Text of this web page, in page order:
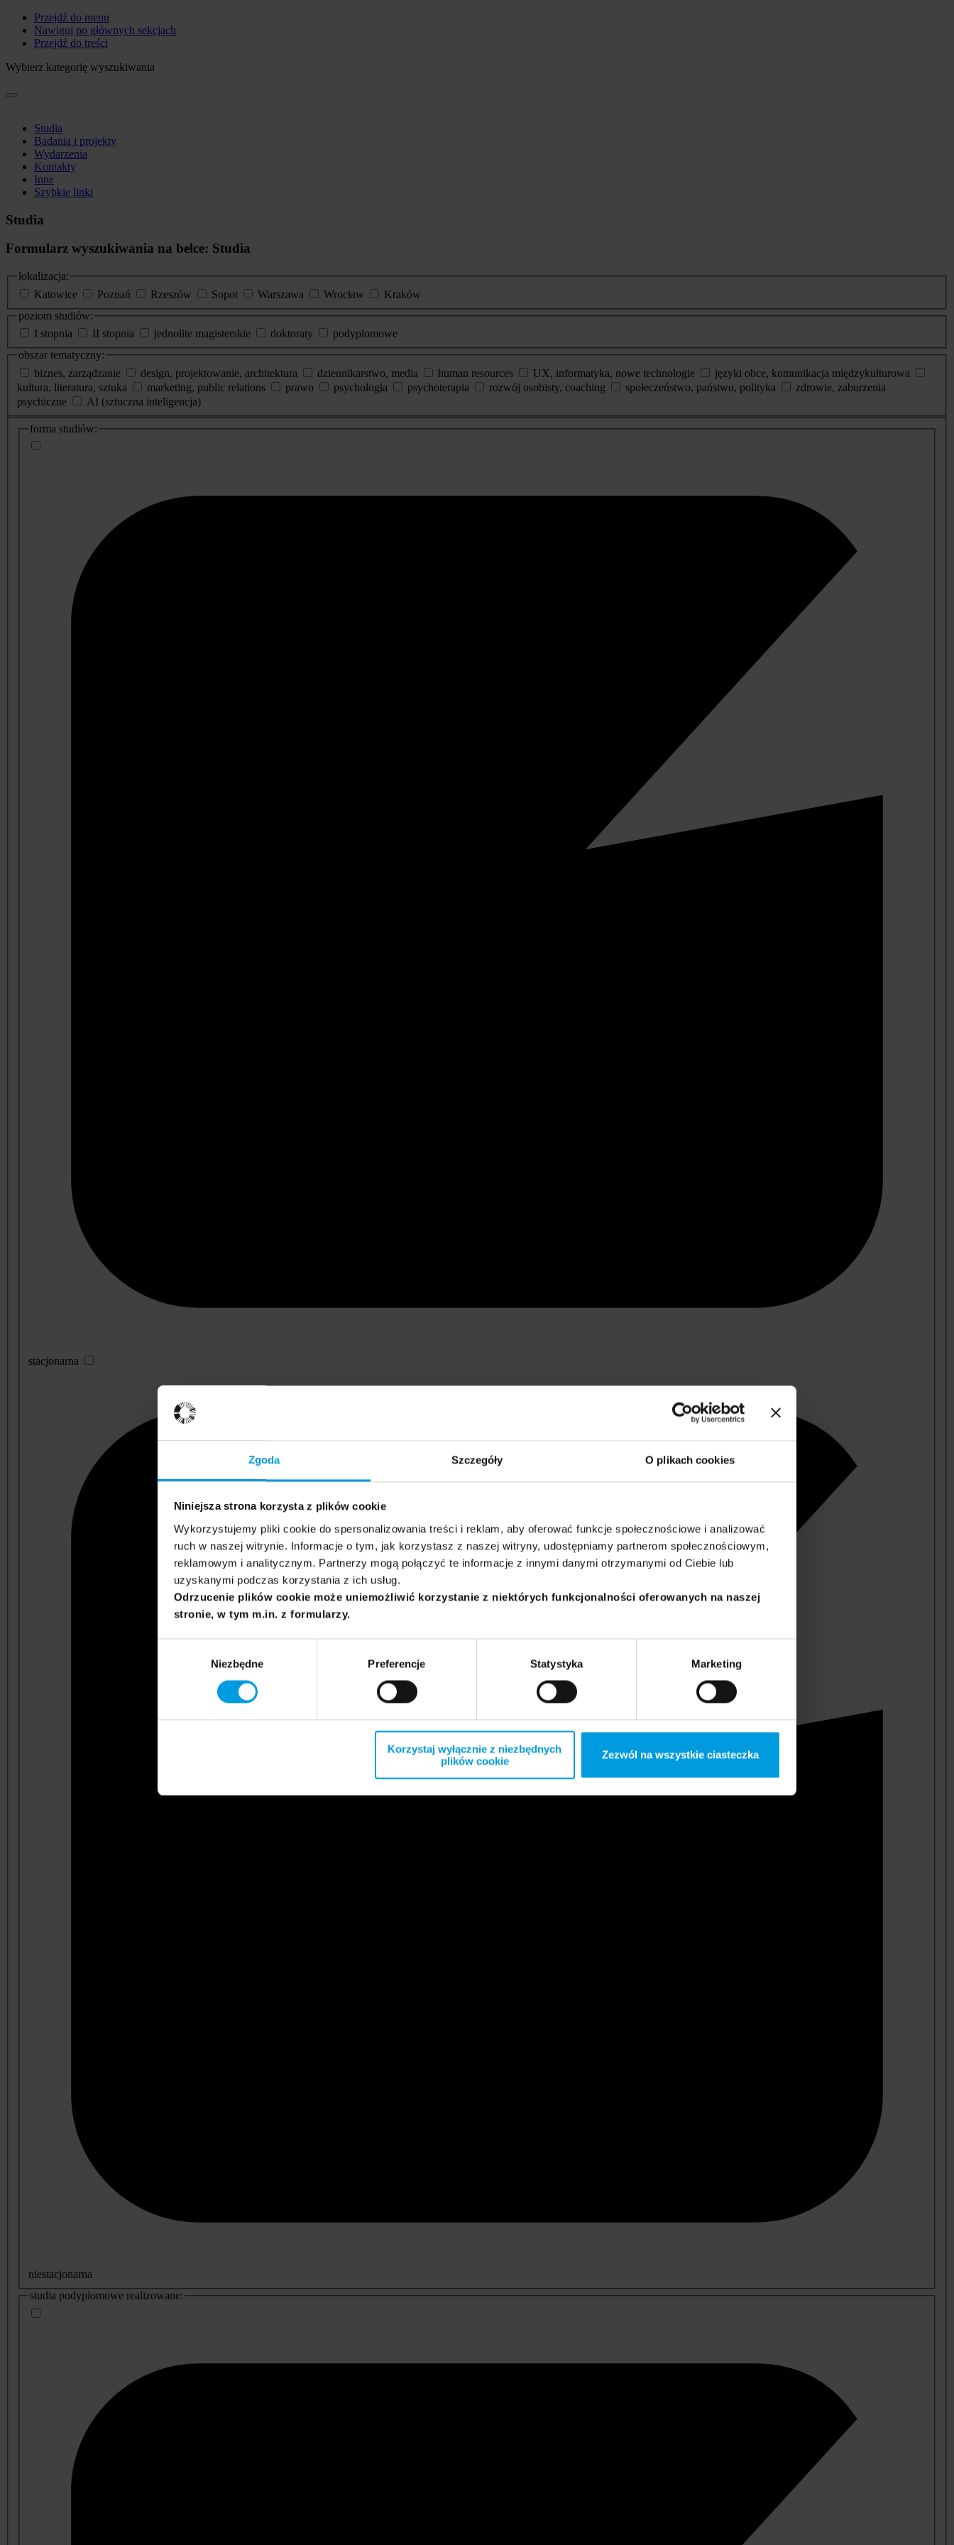
Zgoda Szczegóły O plikach cookies
Niniejsza strona korzysta z plików cookie
Wykorzystujemy pliki cookie do spersonalizowania treści i reklam, aby oferować funkcje społecznościowe i analizować
ruch w naszej witrynie. Informacje o tym, jak korzystasz z naszej witryny, udostępniamy partnerom społecznościowym,
reklamowym i analitycznym. Partnerzy mogą połączyć te informacje z innymi danymi otrzymanymi od Ciebie lub
uzyskanymi podczas korzystania z ich usług.
Odrzucenie plików cookie może uniemożliwić korzystanie z niektórych funkcjonalności oferowanych na naszej
stronie, w tym m.in. z formularzy.
Niezbędne Preferencje Statystyka Marketing
Korzystaj wyłącznie z niezbędnych
plików cookie
Zezwól na wszystkie ciasteczka
Przejdź do menu
Nawiguj po głównych sekcjach
Przejdź do treści
Wybierz kategorię wyszukiwania
Studia
Badania i projekty
Wydarzenia
Kontakty
Inne
Szybkie linki
Studia
Formularz wyszukiwania na belce: Studia
lokalizacja:
Katowice
Poznań Rzeszów Sopot Warszawa Wrocław
Kraków
poziom studiów:
I stopnia
II stopnia jednolite magisterskie doktoraty
podyplomowe
obszar tematyczny:
biznes, zarządzanie
design, projektowanie, architektura dziennikarstwo, media human resources UX, informatyka, nowe technologie
języki obce, komunikacja międzykulturowa
kultura, literatura, sztuka
marketing, public relations prawo psychologia psychoterapia rozwój osobisty, coaching społeczeństwo, państwo, polityka
zdrowie, zaburzenia
psychiczne
AI (sztuczna inteligencja)
dodatkowe
informacje
forma studiów:
stacjonarna
niestacjonarna
studia podyplomowe realizowane: